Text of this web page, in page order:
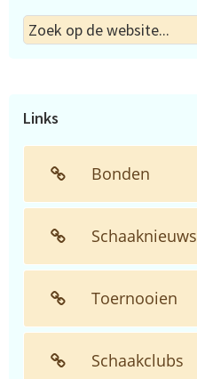
Zoek
op
Links
Bonden
Schaaknieuws
Toernooien
Schaakclubs